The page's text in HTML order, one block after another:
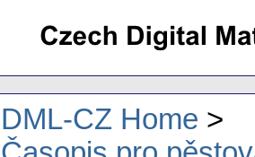
DML-CZ Home